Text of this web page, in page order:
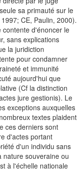
sa primauté sur le
CE, Paulin, 2000).
contente d'énoncer le
sans explications
la juridiction
pour condamner
et immunité
aujourd'hui que
(Cf la distinction
jure gestionis). Le
exceptions auxquelles
textes plaident
ces derniers sont
d'actes portant
d'un individu sans
nature souveraine ou
à l'échelle nationale